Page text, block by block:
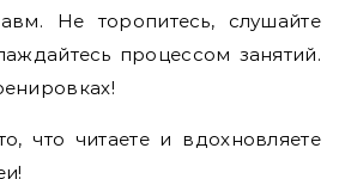
Не торопитесь, слушайте
процессом занятий.
что читаете и вдохновляете